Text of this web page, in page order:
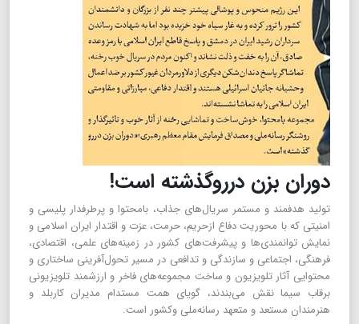
دوران بزن درروگذشته است!
تولید هدفمند و مستمر سریال‌های جذاب، بامحتوا و پر‌طرفدار پلیسی و
امنیتی که با محوریت دفاع ازحریم، حرمت، عزت و اقتدار ایران اسلامی و
نمایش توانمندی‌ها و پیشرفت‌های کشور در زمینه‌های علمی، اقتصادی،
فرهنگی، اجتماعی و سازندگی و تدافعی در مسیر تحول‌آفرینی ساختاری و
محتوایی آثار تلویزیون و ساخت مجموعه‌های فاخر و ارزشمند تلویزیونی
برقاب سیما نقش می‌بندند، گویای همت مستدام مدیران کاربلد و
هنرمندان مستعد و متعهد رسانه‌ملی وکشور است.